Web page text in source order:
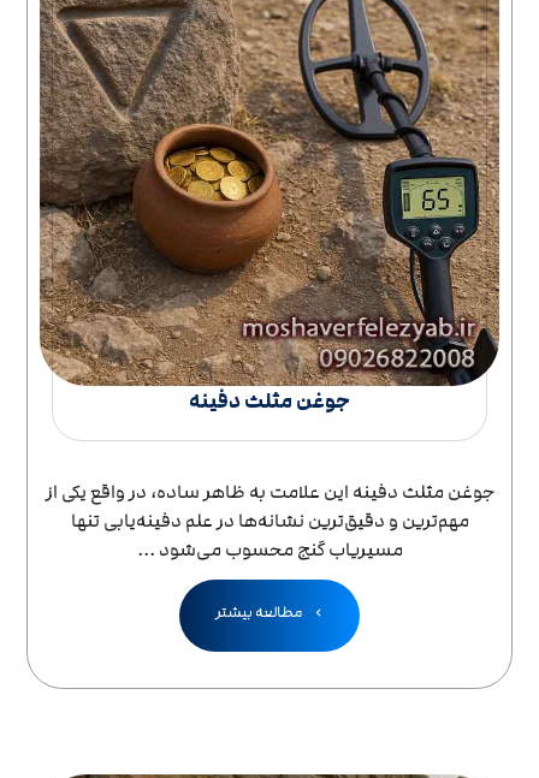
جوغن مثلث دفینه
جوغن مثلث دفینه این علامت به ظاهر ساده، در واقع یکی از
مهم‌ترین و دقیق‌ترین نشانه‌ها در علم دفینه‌یابی تنها
مسیریاب گنج محسوب می‌شود ...
مطالعه بیشتر